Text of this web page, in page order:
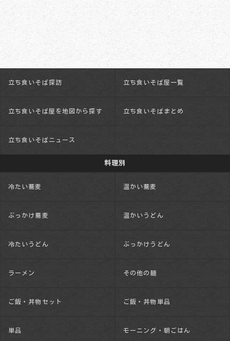
立ち食いそば探訪 立ち食いそば屋一覧
立ち食いそば屋を地図から探す 立ち食いそばまとめ
立ち食いそばニュース
料理別
冷たい蕎麦 温かい蕎麦
ぶっかけ蕎麦 温かいうどん
冷たいうどん ぶっかけうどん
ラーメン その他の麺
ご飯・丼物セット ご飯・丼物単品
単品 モーニング・朝ごはん